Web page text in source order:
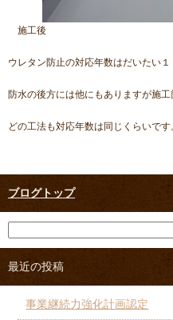
施工後
ウレタン防止の対応年数はだいたい１
防水の後方には他にもありますが施
どの工法も対応年数は同じくらいです
ブログトップ
最近の投稿
事業継続力強化計画認定